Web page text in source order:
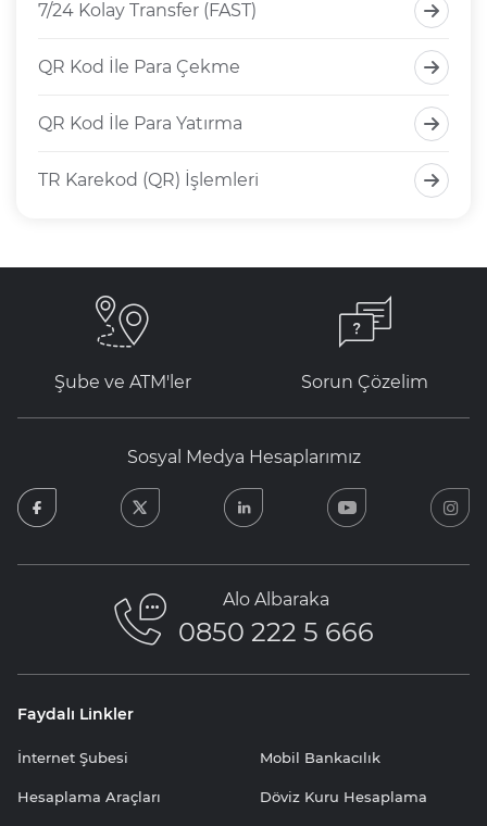
7/24 Kolay Transfer (FAST)
QR Kod İle Para Çekme
QR Kod İle Para Yatırma
TR Karekod (QR) İşlemleri
Şube ve ATM'ler Sorun Çözelim
Sosyal Medya Hesaplarımız
facebook
Alo Albaraka
0850 222 5 666
Faydalı Linkler
İnternet Şubesi Mobil Bankacılık
Hesaplama Araçları Döviz Kuru Hesaplama